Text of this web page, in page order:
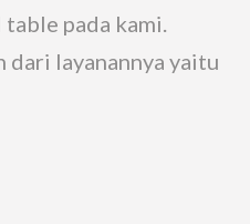
pada kami.
layanannya yaitu